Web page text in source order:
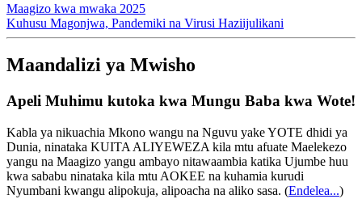
Maagizo kwa mwaka 2025
Kuhusu Magonjwa, Pandemiki na Virusi Haziijulikani
Maandalizi ya Mwisho
Apeli Muhimu kutoka kwa Mungu Baba kwa Wote!
Kabla ya nikuachia Mkono wangu na Nguvu yake YOTE dhidi ya
Dunia, ninataka KUITA ALIYEWEZA kila mtu afuate Maelekezo
yangu na Maagizo yangu ambayo nitawaambia katika Ujumbe huu
kwa sababu ninataka kila mtu AOKEE na kuhamia kurudi
Nyumbani kwangu alipokuja, alipoacha na aliko sasa. (Endelea...)